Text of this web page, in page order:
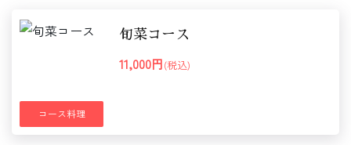
コース料理
旬菜コース
11,000円(税込)